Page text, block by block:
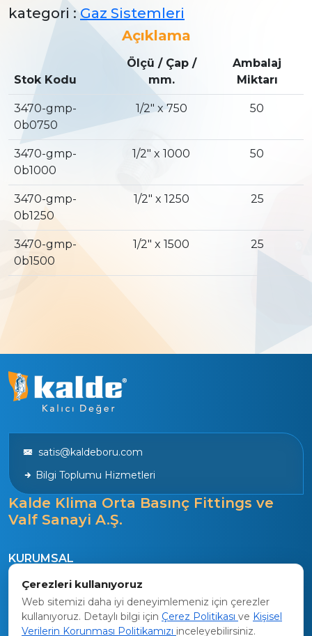
kategori : Gaz Sistemleri
Açıklama
Stok Kodu
Ölçü / Çap /
mm.
Ambalaj
Miktarı
3470-gmp-
0b0750
1/2″ x 750 50
3470-gmp-
0b1000
1/2″ x 1000 50
3470-gmp-
0b1250
1/2″ x 1250 25
3470-gmp-
0b1500
1/2″ x 1500 25
satis@kaldeboru.com
Bilgi Toplumu Hizmetleri
Kalde Klima Orta Basınç Fittings ve
Valf Sanayi A.Ş.
KURUMSAL
Tarihçe
Vizyon
Kalite Politikamız
Çerezleri kullanıyoruz
Web sitemizi daha iyi deneyimlemeniz için çerezler
kullanıyoruz. Detaylı bilgi için Çerez Politikası ve Kişisel
Verilerin Korunması Politikamızı inceleyebilirsiniz.